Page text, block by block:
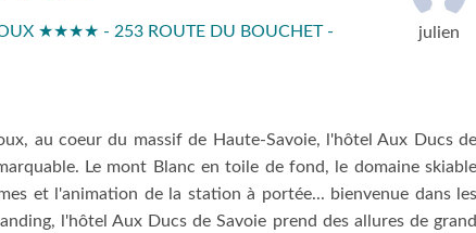
★★★★ - 253 ROUTE DU BOUCHET -
julien
au coeur du massif de Haute-Savoie, l'hôtel Aux Ducs de
Le mont Blanc en toile de fond, le domaine skiable
et l'animation de la station à portée... bienvenue dans les
l'hôtel Aux Ducs de Savoie prend des allures de grand